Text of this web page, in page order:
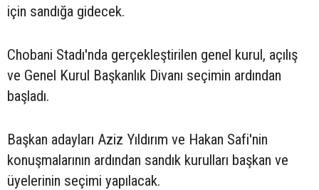
için sandığa gidecek.
Chobani Stadı'nda gerçekleştirilen genel kurul, açılış
ve Genel Kurul Başkanlık Divanı seçimin ardından
başladı.
Başkan adayları Aziz Yıldırım ve Hakan Safi'nin
konuşmalarının ardından sandık kurulları başkan ve
üyelerinin seçimi yapılacak.